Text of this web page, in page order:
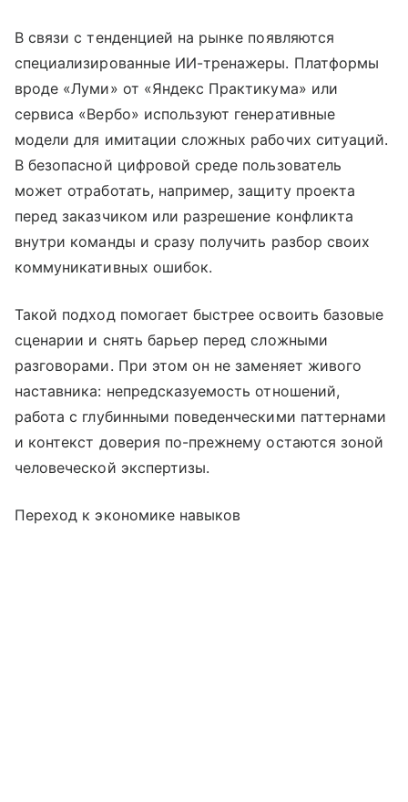
В связи с тенденцией на рынке появляются
специализированные ИИ-тренажеры. Платформы
вроде «Луми» от «Яндекс Практикума» или
сервиса «Вербо» используют генеративные
модели для имитации сложных рабочих ситуаций.
В безопасной цифровой среде пользователь
может отработать, например, защиту проекта
перед заказчиком или разрешение конфликта
внутри команды и сразу получить разбор своих
коммуникативных ошибок.
Такой подход помогает быстрее освоить базовые
сценарии и снять барьер перед сложными
разговорами. При этом он не заменяет живого
наставника: непредсказуемость отношений,
работа с глубинными поведенческими паттернами
и контекст доверия по-прежнему остаются зоной
человеческой экспертизы.
Переход к экономике навыков